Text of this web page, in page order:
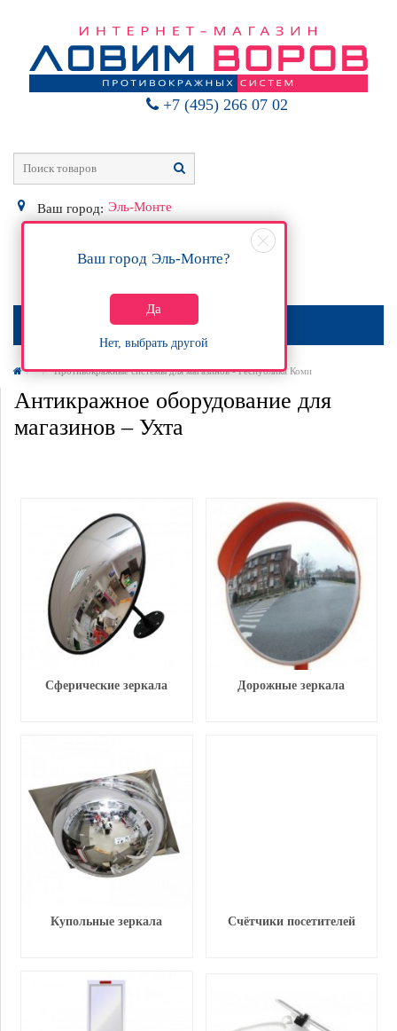
+7 (495) 266 07 02
Ваш город: Эль-Монте
Ваш город Эль-Монте?
Да
Нет, выбрать другой
0Р
МЕНЮ
Противокражные системы для магазинов - Республика Коми
Антикражное оборудование для
магазинов – Ухта
Сферические зеркала Дорожные зеркала
Купольные зеркала Счётчики посетителей